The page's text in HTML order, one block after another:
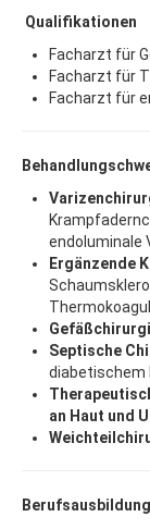
Qualifikationen
Facharzt für
Facharzt für
Facharzt für
endoluminale
Ergänzende
Septische
diabetischem
an Haut und
Berufsausbildung